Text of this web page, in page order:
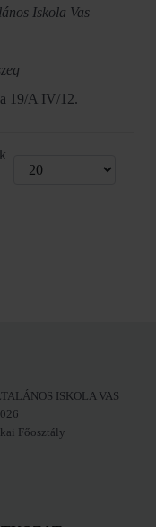
Iskola Vas
19/A IV/12.
ISKOLA VAS
Főosztály